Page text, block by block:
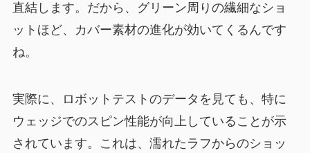
直結します。だから、グリーン周りの繊細なショ
ットほど、カバー素材の進化が効いてくるんです
ね。
実際に、ロボットテストのデータを見ても、特に
ウェッジでのスピン性能が向上していることが示
されています。これは、濡れたラフからのショッ